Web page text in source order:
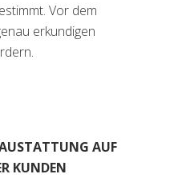
Vor dem
erkundigen
AUF
KUNDEN